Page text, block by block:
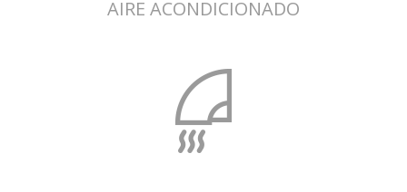
AIRE ACONDICIONADO